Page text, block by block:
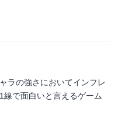
ラの強さにおいてインフレ
線で面白いと言えるゲーム